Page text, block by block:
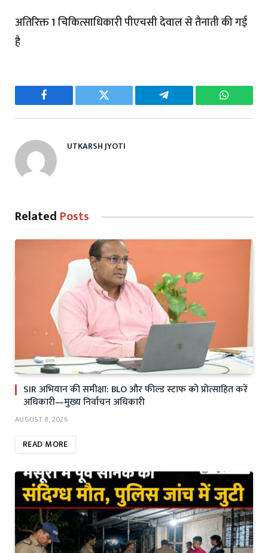
अतिरिक्त 1 चिकित्साधिकारी पीएचसी देवाल से तैनाती की गई
है
Facebook Twitter Telegram
UTKARSH JYOTI
Related Posts
SIR अभियान की समीक्षा: BLO और फील्ड स्टाफ को प्रोत्साहित करें
अधिकारी—मुख्य निर्वाचन अधिकारी
AUGUST 8, 2026
READ MORE